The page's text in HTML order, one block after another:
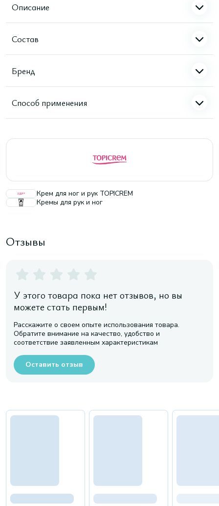
Описание
Состав
Бренд
Способ применения
Крем для ног и рук TOPICREM
Кремы для рук и ног
Отзывы
У этого товара пока нет отзывов, но вы
можете стать первым!
Расскажите о своем опыте использования товара.
Обратите внимание на качество, удобство и
соответствие заявленным характеристикам
Оставить отзыв